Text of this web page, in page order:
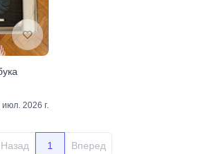
июл. 2026 г.
Назад 1 Вперед